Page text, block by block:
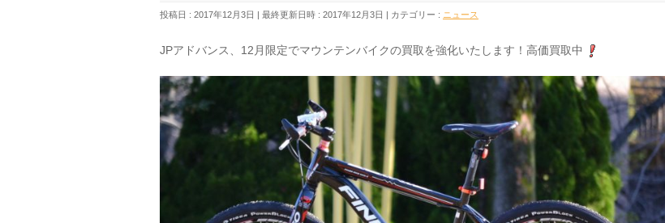
投稿日 : 2017年12月3日 最終更新日時 : 2017年12月3日 カテゴリー : ニュース
JPアドバンス、12月限定でマウンテンバイクの買取を強化いたします！高価買取中